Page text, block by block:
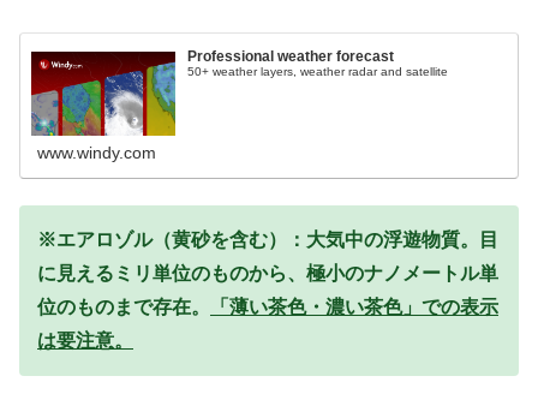
Professional weather forecast
50+ weather layers, weather radar and satellite
www.windy.com
※エアロゾル（黄砂を含む）：大気中の浮遊物質。目
に見えるミリ単位のものから、極小のナノメートル単
位のものまで存在。
「薄い茶色・濃い茶色」での表示
は要注意。